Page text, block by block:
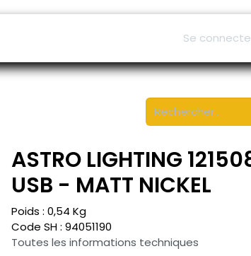
Se
ASTRO LIGHTING
USB - MATT NICKEL
Poids : 0,54 Kg
Code SH : 94051190
Toutes les informations techniques